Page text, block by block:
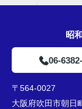
昭
06-
〒564-0027
大阪府吹田市朝日